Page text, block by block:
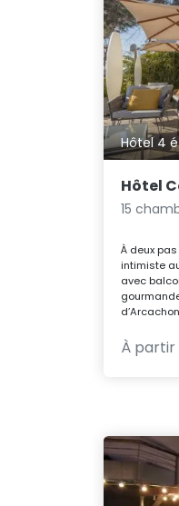
Hôtel 4
Hôtel
15
À deux
intimiste
avec
À partir